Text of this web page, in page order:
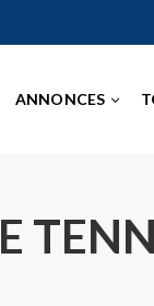
ANNONCES